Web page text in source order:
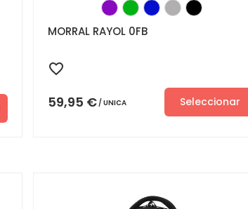
MORRAL RAYOL 0FB
59,95 € UNICA Seleccionar